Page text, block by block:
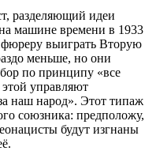
разделяющий идеи
машине времени в 1933
выиграть Вторую
меньше, но они
по принципу «все
управляют
наш народ». Этот типаж
союзника: предположу,
будут изгнаны